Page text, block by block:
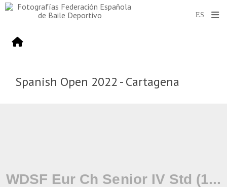
Spanish Open 2022 - Cartagena